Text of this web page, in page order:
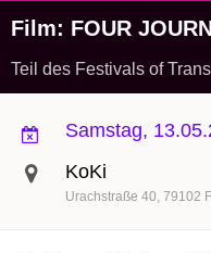
Film: FOUR
Teil des Festivals of
Samstag,
KoKi
Urachstraße 40 79102